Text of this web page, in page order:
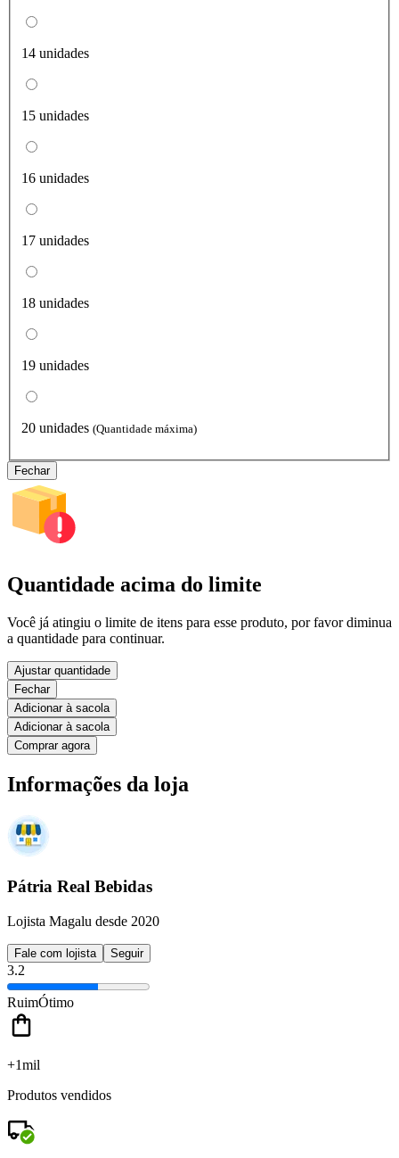
14 unidades
15 unidades
16 unidades
17 unidades
18 unidades
19 unidades
20 unidades (Quantidade máxima)
Fechar
Quantidade acima do limite
Você já atingiu o limite de itens para esse produto, por favor diminua
a quantidade para continuar.
Ajustar quantidade
Fechar
Adicionar à sacola
Adicionar à sacola
Comprar agora
Informações da loja
Pátria Real Bebidas
Lojista Magalu desde 2020
Fale com lojista Seguir
3.2
RuimÓtimo
+1mil
Produtos vendidos